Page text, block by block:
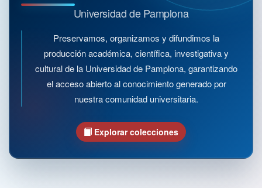
Universidad de Pamplona
Preservamos, organizamos y difundimos la
producción académica, científica, investigativa y
cultural de la Universidad de Pamplona, garantizando
el acceso abierto al conocimiento generado por
nuestra comunidad universitaria.
Explorar colecciones